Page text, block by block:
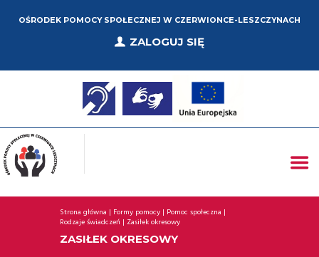
OŚRODEK POMOCY SPOŁECZNEJ W CZERWIONCE-LESZCZYNACH
ZALOGUJ SIĘ
Strona główna Formy pomocy Pomoc społeczna
Rodzaje świadczeń
Zasiłek okresowy
ZASIŁEK OKRESOWY